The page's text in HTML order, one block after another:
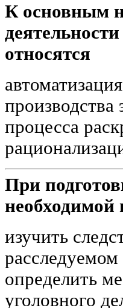
К основным
относятся
производства
процесса
При
необходимой
изучить
определить
уголовного